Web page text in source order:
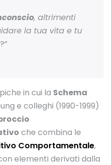
, altrimenti
la tua vita e tu
?”
in cui la Schema
e colleghi (1990-1999)
che combina le
Comportamentale,
elementi derivati dalla